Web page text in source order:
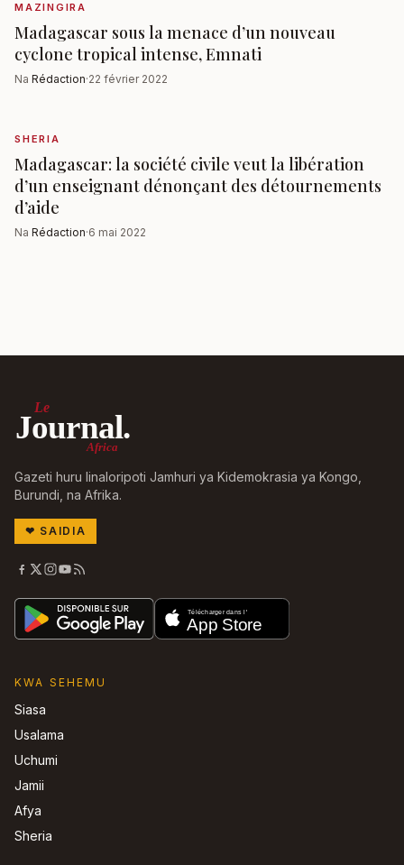
MAZINGIRA
Madagascar sous la menace d’un nouveau
cyclone tropical intense, Emnati
Na Rédaction·22 février 2022
SHERIA
Madagascar: la société civile veut la libération
d’un enseignant dénonçant des détournements
d’aide
Na Rédaction·6 mai 2022
Le
Journal.
Africa
Gazeti huru linaloripoti Jamhuri ya Kidemokrasia ya Kongo,
Burundi, na Afrika.
❤ SAIDIA
KWA SEHEMU
Siasa
Usalama
Uchumi
Jamii
Afya
Sheria